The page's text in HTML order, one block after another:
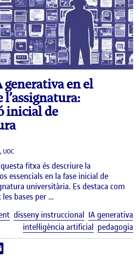
generativa en el
l’assignatura:
inicial de
fitxa és descriure la
essencials en la fase inicial de
universitària. Es destaca com
bases per …
disseny instruccional IA generativa
intel·ligència artificial pedagogia